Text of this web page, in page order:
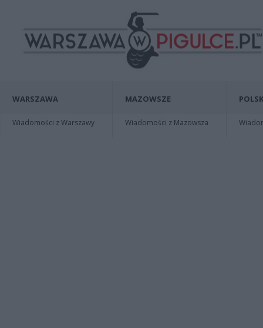
WARSZAWA
Wiadomości z Warszawy
MAZOWSZE
Wiadomości z Mazowsza